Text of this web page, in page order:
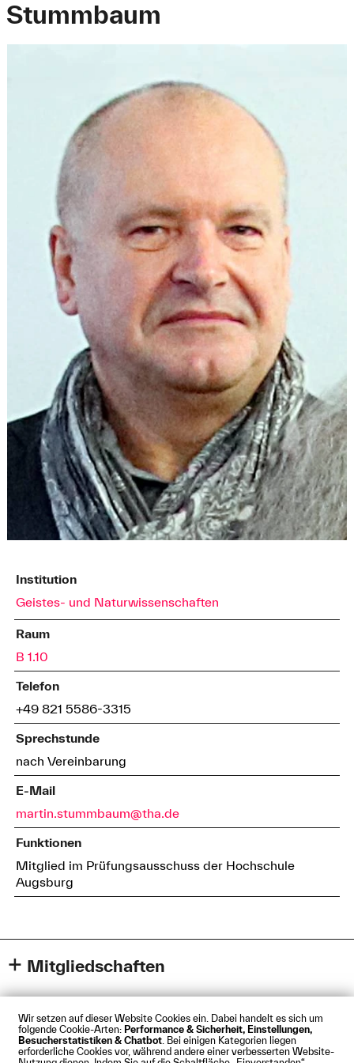
Wir setzen auf dieser Website Cookies ein. Dabei handelt es sich um
folgende Cookie-Arten: Performance & Sicherheit, Einstellungen,
Besucherstatistiken & Chatbot . Bei einigen Kategorien liegen
erforderliche Cookies vor, während andere einer verbesserten Website-
Stummbaum
Institution
Geistes- und Naturwissenschaften
Raum
B 1.10
Telefon
+49 821 5586-3315
Sprechstunde
nach Vereinbarung
E-Mail
martin.stummbaum@tha.de
Funktionen
Mitglied im Prüfungsausschuss der Hochschule
Augsburg
Mitgliedschaften
Deutsche Gesellschaft für Soziale Arbeit (DGSA)
ökologische Transformationen und Klimagerechtigkeit
in der Sozialen Arbeit" der Deutschen Gesellschaft für
Soziale Arbeit (DGSA)
Impressum Datenschutz Cookies
Barrierefreiheit
Kontakt Presse Anfahrt Intranet Webmail